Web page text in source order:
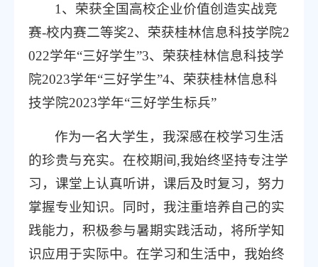
1、荣获全国高校企业价值创造实战竞
赛-校内赛二等奖2、荣获桂林信息科技学院2
022学年“三好学生”3、荣获桂林信息科技学
院2023学年“三好学生”4、荣获桂林信息科
技学院2023学年“三好学生标兵”
作为一名大学生，我深感在校学习生活
的珍贵与充实。在校期间,我始终坚持专注学
习，课堂上认真听讲，课后及时复习，努力
掌握专业知识。同时，我注重培养自己的实
践能力，积极参与暑期实践活动，将所学知
识应用于实际中。在学习和生活中，我始终